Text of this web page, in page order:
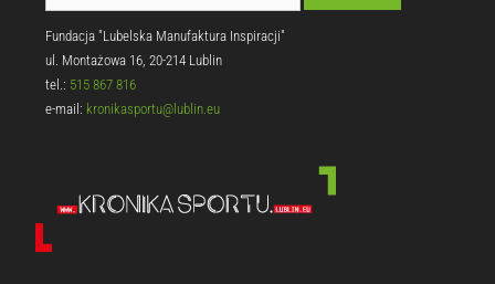
Fundacja "Lubelska Manufaktura Inspiracji"
ul. Montażowa 16, 20-214 Lublin
tel.: 515 867 816
e-mail: kronikasportu@lublin.eu